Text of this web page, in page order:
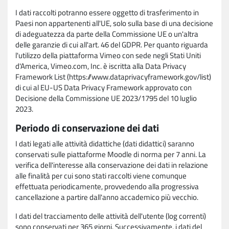
I dati raccolti potranno essere oggetto di trasferimento in
Paesi non appartenenti all'UE, solo sulla base di una decisione
di adeguatezza da parte della Commissione UE o un'altra
delle garanzie di cui all'art. 46 del GDPR. Per quanto riguarda
l'utilizzo della piattaforma Vimeo con sede negli Stati Uniti
d'America, Vimeo.com, Inc. è iscritta alla Data Privacy
Framework List (https://www.dataprivacyframework.gov/list)
di cui al EU-US Data Privacy Framework approvato con
Decisione della Commissione UE 2023/1795 del 10 luglio
2023.
Periodo di conservazione dei dati
I dati legati alle attività didattiche (dati didattici) saranno
conservati sulle piattaforme Moodle di norma per 7 anni. La
verifica dell'interesse alla conservazione dei dati in relazione
alle finalità per cui sono stati raccolti viene comunque
effettuata periodicamente, provvedendo alla progressiva
cancellazione a partire dall'anno accademico più vecchio.
I dati del tracciamento delle attività dell'utente (log correnti)
sono conservati per 365 giorni. Successivamente, i dati del